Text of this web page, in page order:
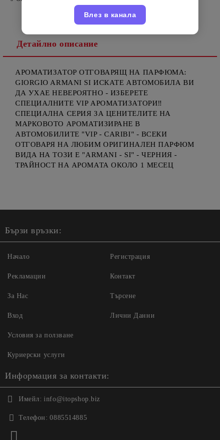
Детайлно описание
АРОМАТИЗАТОР ОТГОВАРЯЩ НА ПАРФЮМА:
GIORGIO ARMANI SI ИСКАТЕ АВТОМОБИЛА ВИ
ДА УХАЕ НЕВЕРОЯТНО - ИЗБЕРЕТЕ
СПЕЦИАЛНИТЕ VIP АРОМАТИЗАТОРИ‼️
СПЕЦИАЛНА СЕРИЯ ЗА ЦЕНИТЕЛИТЕ НА
МАРКОВОТО АРОМАТИЗИРАНЕ В
АВТОМОБИЛИТЕ "VIP - CARIBI" - ВСЕКИ
ОТГОВАРЯ НА ЛЮБИМ ОРИГИНАЛЕН ПАРФЮМ
ВИДА НА ТОЗИ Е "ARMANI - SI" - ЧЕРНИЯ -
ТРАЙНОСТ НА АРОМАТА ОКОЛО 1 МЕСЕЦ
Бързи връзки:
Начало
Рекламации
За Нас
Вход
Регистрация
Контакт
Търсене
Лични Данни
Условия за ползване
Куриерски услуги
Информация за контакти:
Имейл: info@itopshop.biz
Телефон: 0885514885
Влез в канала